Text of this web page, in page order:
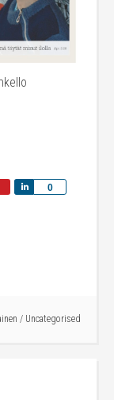
0
Share
/ Uncategorised